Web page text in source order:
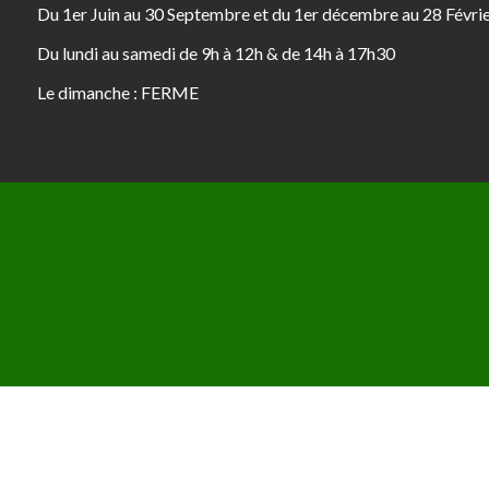
Du 1er Juin au 30 Septembre et du 1er décembre au 28
Du lundi au samedi de 9h à 12h & de 14h à 17h30
Le dimanche : FERME